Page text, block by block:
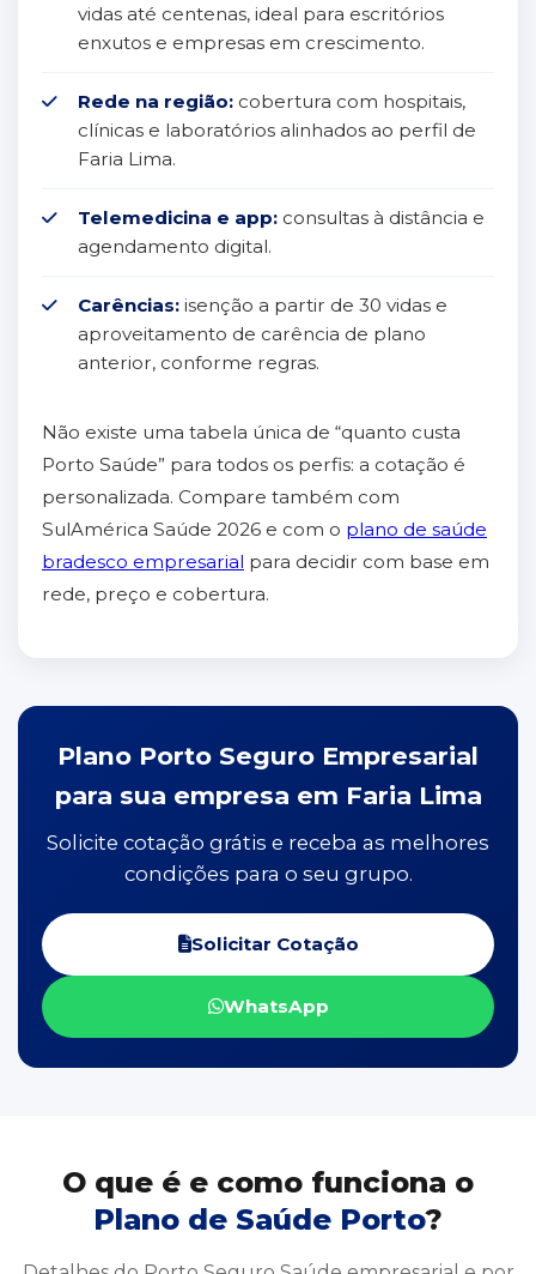
vidas até centenas, ideal para escritórios
enxutos e empresas em crescimento.
Rede na região: cobertura com hospitais,
clínicas e laboratórios alinhados ao perfil de
Faria Lima.
Telemedicina e app: consultas à distância e
agendamento digital.
Carências: isenção a partir de 30 vidas e
aproveitamento de carência de plano
anterior, conforme regras.
Não existe uma tabela única de “quanto custa
Porto Saúde” para todos os perfis: a cotação é
personalizada. Compare também com
SulAmérica Saúde 2026 e com o plano de saúde
bradesco empresarial para decidir com base em
rede, preço e cobertura.
Plano Porto Seguro Empresarial
para sua empresa em Faria Lima
Solicite cotação grátis e receba as melhores
condições para o seu grupo.
Solicitar Cotação
WhatsApp
O que é e como funciona o
Plano de Saúde Porto?